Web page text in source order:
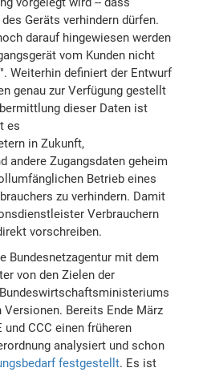
Geräts verhindern dürfen.
darauf hingewiesen werden
vom Kunden nicht
Weiterhin definiert der Entwurf
genau zur Verfügung gestellt
dieser Daten ist
es
in Zukunft,
andere Zugangsdaten geheim
Betrieb eines
zu verhindern. Damit
Verbrauchern
vorschreiben.
Bundesnetzagentur mit dem
von den Zielen der
Bereits Ende März
und CCC einen früheren
analysiert und schon
festgestellt. Es ist